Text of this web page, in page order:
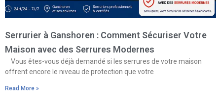
Serrurier à Ganshoren : Comment Sécuriser Votre
Maison avec des Serrures Modernes
Vous êtes-vous déjà demandé si les serrures de votre maison
offrent encore le niveau de protection que votre
Read More »